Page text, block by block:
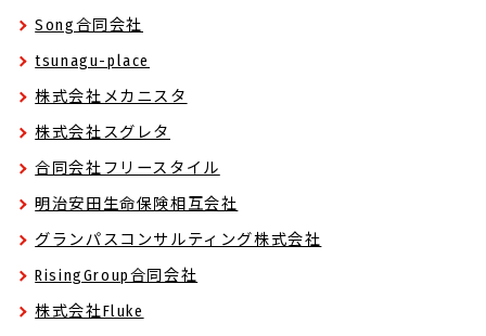
Song合同会社
tsunagu-place
株式会社メカニスタ
株式会社スグレタ
合同会社フリースタイル
明治安田生命保険相互会社
グランパスコンサルティング株式会社
RisingGroup合同会社
株式会社Fluke